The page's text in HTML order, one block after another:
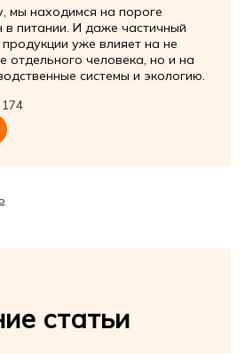
мы находимся на пороге
в питании. И даже частичный
уже влияет на не
отдельного человека, но и на
системы и экологию.
174
статьи